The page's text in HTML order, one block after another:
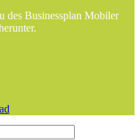
des Businessplan Mobiler